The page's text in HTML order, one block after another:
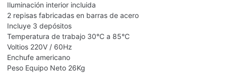
Iluminación interior incluida
2 repisas fabricadas en barras de acero
Incluye 3 depósitos
Temperatura de trabajo 30°C a 85°C
Voltios 220V / 60Hz
Enchufe americano
Peso Equipo Neto 26Kg